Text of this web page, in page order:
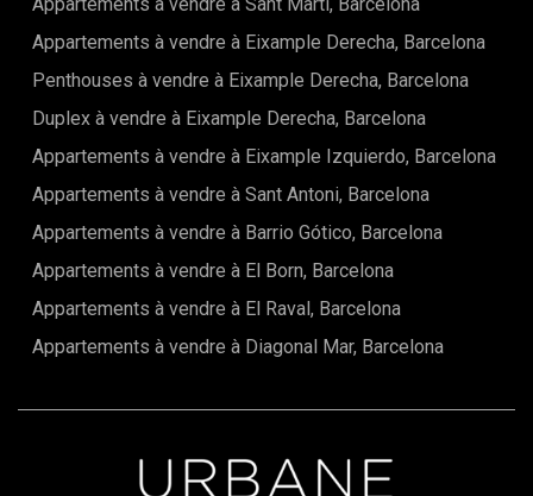
Appartements à vendre à Sant Marti, Barcelona
Appartements à vendre à Eixample Derecha, Barcelona
Penthouses à vendre à Eixample Derecha, Barcelona
Duplex à vendre à Eixample Derecha, Barcelona
Appartements à vendre à Eixample Izquierdo, Barcelona
Appartements à vendre à Sant Antoni, Barcelona
Appartements à vendre à Barrio Gótico, Barcelona
Appartements à vendre à El Born, Barcelona
Appartements à vendre à El Raval, Barcelona
Appartements à vendre à Diagonal Mar, Barcelona